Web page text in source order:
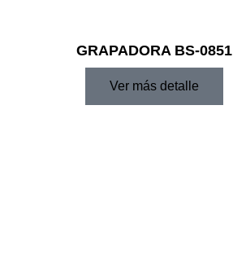
GRAPADORA BS-0851
Ver más detalle